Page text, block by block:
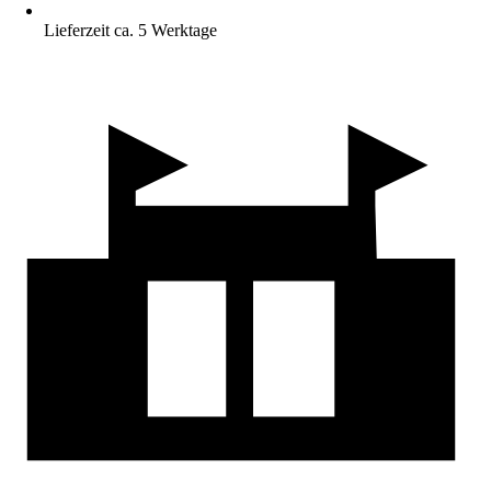
Lieferzeit ca. 5 Werktage